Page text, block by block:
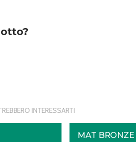
INTERESSARTI
MAT BRONZE